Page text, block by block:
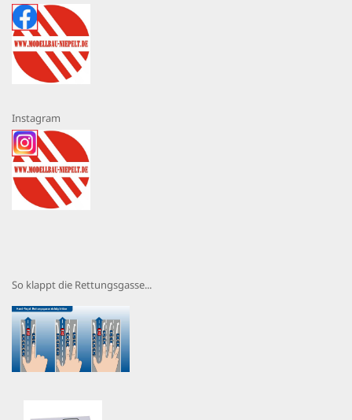
Instagram
So klappt die Rettungsgasse...